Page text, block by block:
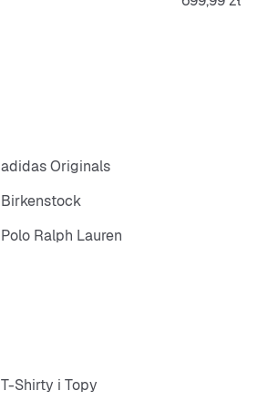
adidas Originals
Birkenstock
Polo Ralph Lauren
T-Shirty i Topy